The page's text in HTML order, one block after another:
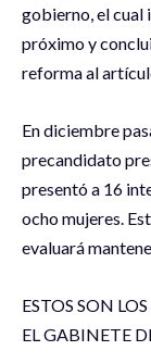
gobierno, el cual
próximo y
reforma al
En diciembre
precandidato
presentó a 16
ocho mujeres.
evaluará
ESTOS SON
EL GABINETE